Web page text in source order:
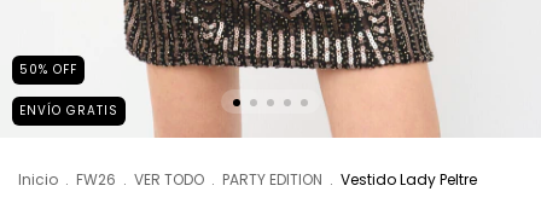
50% OFF
ENVÍO GRATIS
Inicio . FW26 . VER TODO . PARTY EDITION . Vestido Lady Peltre